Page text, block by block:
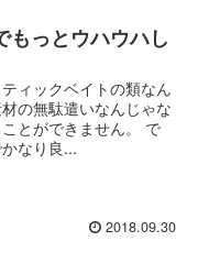
っとウハウハし
ィックベイトの類なん
の無駄遣いなんじゃな
とができません。 で
なり良...
2018.09.30